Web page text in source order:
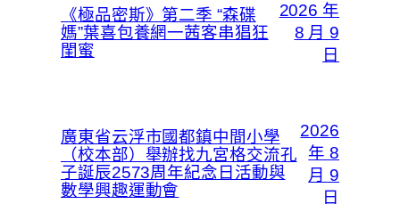
《極品密斯》第二季 “森碟
媽”葉喜包養網一茜客串猖狂
閨蜜
2026 年
8 月 9
日
廣東省云浮市國都鎮中間小學
（校本部）舉辦找九宮格交流孔
子誕辰2573周年紀念日活動與
數學興趣運動會
2026
年 8
月 9
日